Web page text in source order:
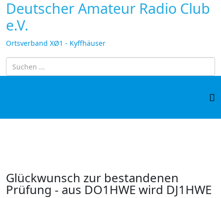
Deutscher Amateur Radio Club
e.V.
Ortsverband XØ1 - Kyffhäuser
Glückwunsch zur bestandenen
Prüfung - aus DO1HWE wird DJ1HWE